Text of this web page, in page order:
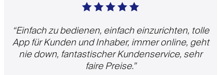
“Einfach zu bedienen, einfach einzurichten, tolle
App für Kunden und Inhaber, immer online, geht
nie down, fantastischer Kundenservice, sehr
faire Preise.”